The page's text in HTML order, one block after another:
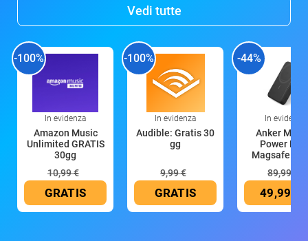
Vedi tutte
-100%
In evidenza
Amazon Music
Unlimited GRATIS
30gg
10,99 €
GRATIS
-100%
In evidenza
Audible: Gratis 30
gg
9,99 €
GRATIS
-44%
In evidenza
Anker
Power
Magsafe
89,99 €
49,99 €